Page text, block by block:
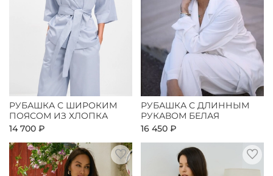
РУБАШКА С ШИРОКИМ
ПОЯСОМ ИЗ ХЛОПКА
14 700 ₽
РУБАШКА С ДЛИННЫМ
РУКАВОМ БЕЛАЯ
16 450 ₽